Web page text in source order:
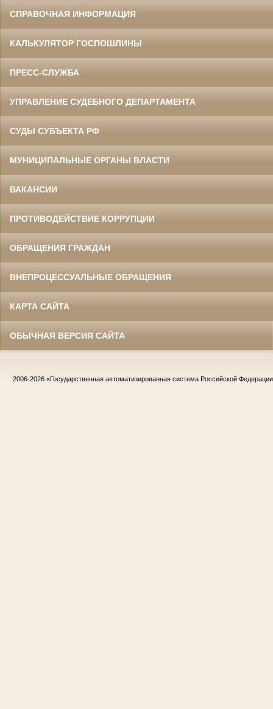
СПРАВОЧНАЯ ИНФОРМАЦИЯ
КАЛЬКУЛЯТОР ГОСПОШЛИНЫ
ПРЕСС-СЛУЖБА
УПРАВЛЕНИЕ СУДЕБНОГО ДЕПАРТАМЕНТА
СУДЫ СУБЪЕКТА РФ
МУНИЦИПАЛЬНЫЕ ОРГАНЫ ВЛАСТИ
ВАКАНСИИ
ПРОТИВОДЕЙСТВИЕ КОРРУПЦИИ
ОБРАЩЕНИЯ ГРАЖДАН
ВНЕПРОЦЕССУАЛЬНЫЕ ОБРАЩЕНИЯ
КАРТА САЙТА
ОБЫЧНАЯ ВЕРСИЯ САЙТА
2006-2026 «Государственная автоматизированная система Российской